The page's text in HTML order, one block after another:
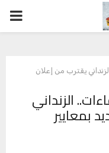
يقترب من إعلان
الزنداني
بمعايير